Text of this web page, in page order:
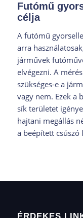
Futómű
célja
A futómű
arra
járművek
elvégezni. A
szükséges-e a
vagy nem. Ezek a
sík területet
hajtani megállás
a beépített csúszó
ÉRDEKES